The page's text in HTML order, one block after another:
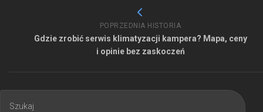
POPRZEDNIA HISTORIA
Gdzie zrobić serwis klimatyzacji kampera? Mapa, ceny
i opinie bez zaskoczeń
Szukaj